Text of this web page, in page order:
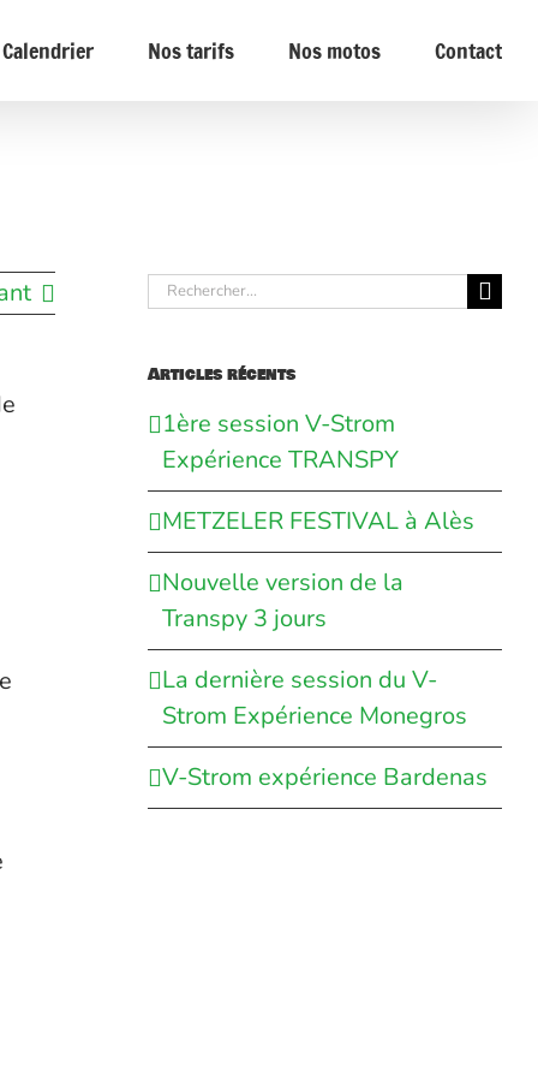
Calendrier Nos tarifs Nos motos Contact
Rechercher:
Articles récents
1ère session V-Strom
Expérience TRANSPY
METZELER FESTIVAL à Alès
Nouvelle version de la
Transpy 3 jours
La dernière session du V-
Strom Expérience Monegros
V-Strom expérience Bardenas